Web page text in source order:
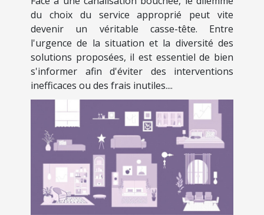
du choix du service approprié peut vite
devenir un véritable casse-tête. Entre
l'urgence de la situation et la diversité des
solutions proposées, il est essentiel de bien
s'informer afin d'éviter des interventions
inefficaces ou des frais inutiles....